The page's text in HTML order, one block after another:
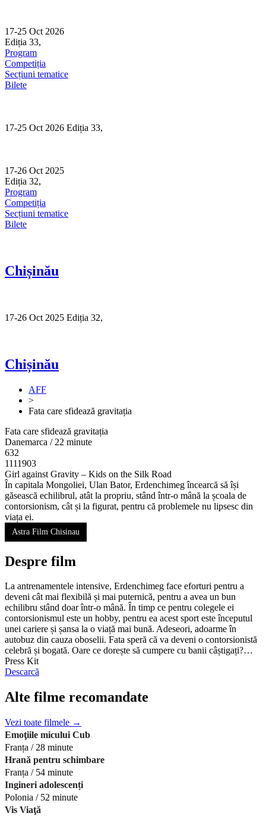
content
17-25 Oct 2026
Ediția 33,
Program
Competiția
Secțiuni tematice
Bilete
17-25 Oct 2026 Ediția 33,
17-26 Oct 2025
Ediția 32,
Program
Competiția
Secțiuni tematice
Bilete
Chișinău
17-26 Oct 2025 Ediția 32,
Chișinău
AFF
>
Fata care sfidează gravitația
Fata care sfidează gravitația
Danemarca / 22 minute
632
1111903
Girl against Gravity – Kids on the Silk Road
În capitala Mongoliei, Ulan Bator, Erdenchimeg încearcă să își
găsească echilibrul, atât la propriu, stând într-o mână la școala de
contorsionism, cât și la figurat, pentru că problemele nu lipsesc din
viața ei.
Astra Film Chisinau
Despre film
La antrenamentele intensive, Erdenchimeg face eforturi pentru a
deveni cât mai flexibilă și mai puternică, pentru a avea un bun
echilibru stând doar într-o mână. În timp ce pentru colegele ei
contorsionismul este un hobby, pentru ea acest sport este începutul
unei cariere și șansa la o viață mai bună. Adeseori, adoarme în
autobuz din cauza oboselii. Fata speră că va deveni o contorsionistă
celebră și bogată. Oare ce dorește să cumpere cu banii câștigați?…
Press Kit
Descarcă
Alte filme recomandate
Vezi toate filmele →
Emoţiile micului Cub
Franța / 28 minute
Hrană pentru schimbare
Franța / 54 minute
Ingineri adolescenți
Polonia / 52 minute
Vis Viaţă